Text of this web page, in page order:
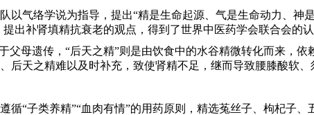
以气络学说为指导，提出“精是生命起源、气是生命动力、神
出补肾填精抗衰老的观点，得到了世界中医药学会联合会的认
父母遗传，“后天之精”则是由饮食中的水谷精微转化而来，
后天之精难以及时补充，致使肾精不足，继而导致腰膝酸软、
循“子类养精”“血肉有情”的用药原则，精选菟丝子、枸杞子